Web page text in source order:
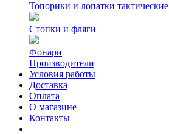
Топорики и лопатки тактические
Стопки и фляги
Фонари
Производители
Условия работы
Доставка
Оплата
О магазине
Контакты